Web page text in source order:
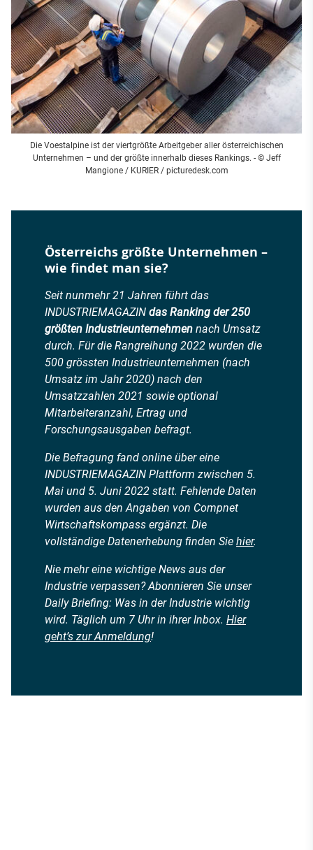
Die Voestalpine ist der viertgrößte Arbeitgeber aller österreichischen
Unternehmen – und der größte innerhalb dieses Rankings. - © Jeff
Mangione / KURIER / picturedesk.com
Österreichs größte Unternehmen –
wie findet man sie?
Seit nunmehr 21 Jahren führt das
INDUSTRIEMAGAZIN das Ranking der 250
größten Industrieunternehmen nach Umsatz
durch. Für die Rangreihung 2022 wurden die
500 grössten Industrieunternehmen (nach
Umsatz im Jahr 2020) nach den
Umsatzzahlen 2021 sowie optional
Mitarbeiteranzahl, Ertrag und
Forschungsausgaben befragt.
Die Befragung fand online über eine
INDUSTRIEMAGAZIN Plattform zwischen 5.
Mai und 5. Juni 2022 statt. Fehlende Daten
wurden aus den Angaben von Compnet
Wirtschaftskompass ergänzt. Die
vollständige Datenerhebung finden Sie hier.
Nie mehr eine wichtige News aus der
Industrie verpassen? Abonnieren Sie unser
Daily Briefing: Was in der Industrie wichtig
wird. Täglich um 7 Uhr in ihrer Inbox. Hier
geht’s zur Anmeldung!